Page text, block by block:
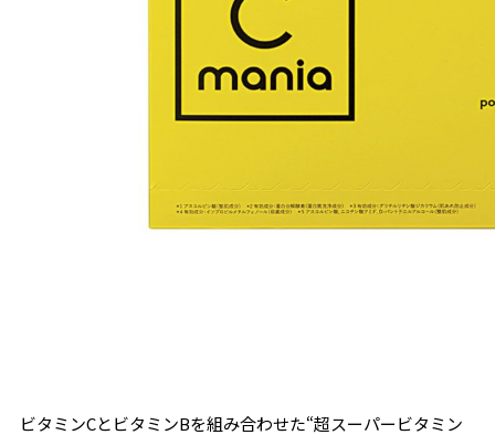
ビタミンCとビタミンBを組み合わせた“超スーパービタミン